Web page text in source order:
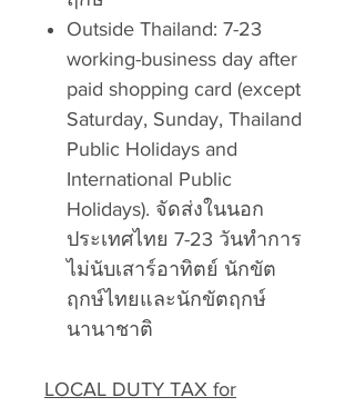
Outside Thailand: 7-23
working-business day after
paid shopping card (except
Saturday, Sunday, Thailand
Public Holidays and
International Public
Holidays). จัดส่งในนอก
ประเทศไทย 7-23 วันทำการ
ไม่นับเสาร์อาทิตย์ นักขัต
ฤกษ์ไทยและนักขัตฤกษ์
นานาชาติ
LOCAL DUTY TAX for